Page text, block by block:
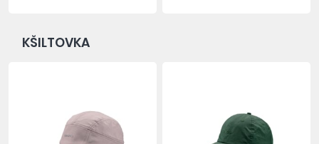
KŠILTOVKA